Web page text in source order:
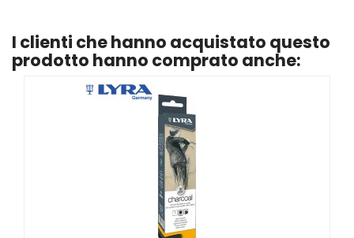
I clienti che hanno acquistato questo
prodotto hanno comprato anche: